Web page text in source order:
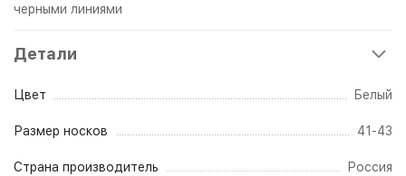
черными линиями
Детали
Цвет Белый
Размер носков 41-43
Страна производитель Россия